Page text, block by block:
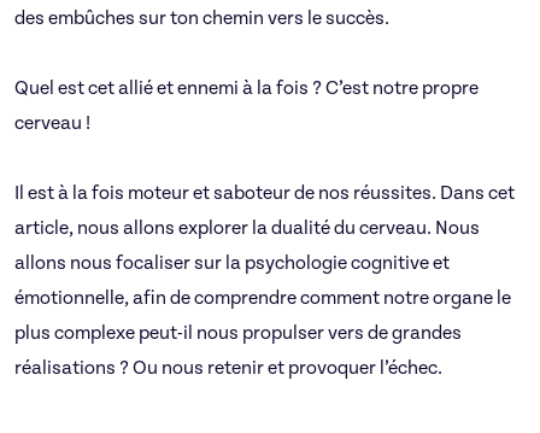
des embûches sur ton chemin vers le succès.
Quel est cet allié et ennemi à la fois ? C’est notre propre
cerveau !
Il est à la fois moteur et saboteur de nos réussites. Dans cet
article, nous allons explorer la dualité du cerveau. Nous
allons nous focaliser sur la psychologie cognitive et
émotionnelle, afin de comprendre comment notre organe le
plus complexe peut-il nous propulser vers de grandes
réalisations ? Ou nous retenir et provoquer l’échec.